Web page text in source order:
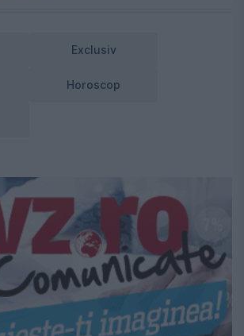
Exclusiv
Horoscop